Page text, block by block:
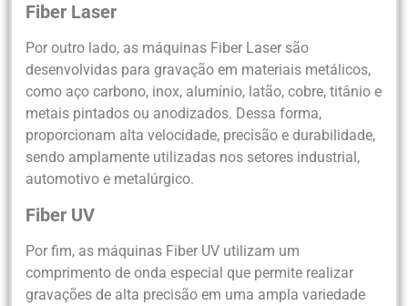
Fiber Laser
Por outro lado, as máquinas Fiber Laser são
desenvolvidas para gravação em materiais metálicos,
como aço carbono, inox, alumínio, latão, cobre, titânio e
metais pintados ou anodizados. Dessa forma,
proporcionam alta velocidade, precisão e durabilidade,
sendo amplamente utilizadas nos setores industrial,
automotivo e metalúrgico.
Fiber UV
Por fim, as máquinas Fiber UV utilizam um
comprimento de onda especial que permite realizar
gravações de alta precisão em uma ampla variedade